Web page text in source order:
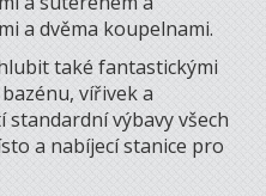
a dvěma koupelnami.
také fantastickými
vířivek a
standardní výbavy všech
a nabíjecí stanice pro